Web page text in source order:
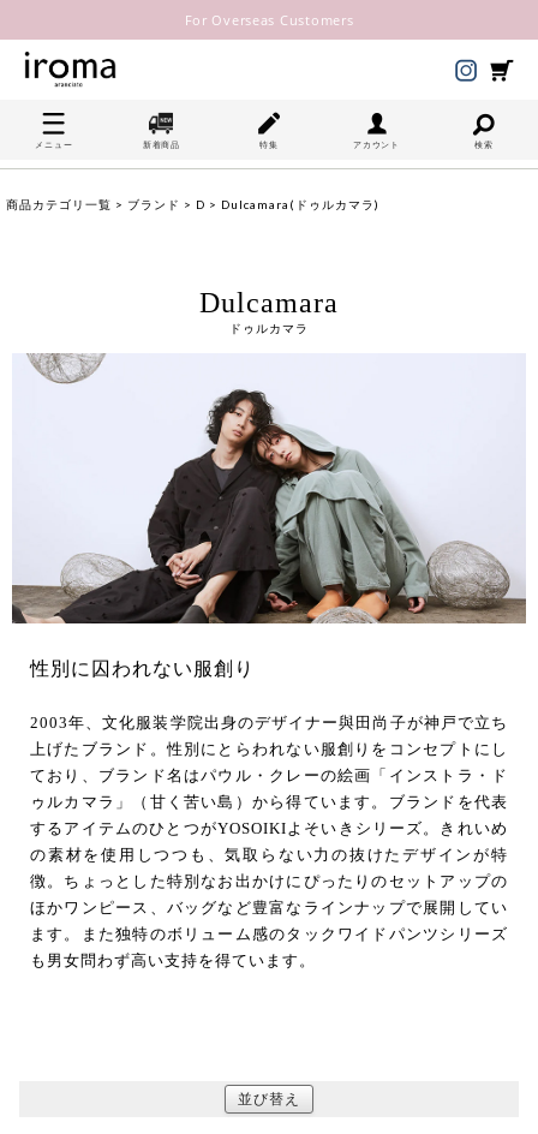
For Overseas Customers
メニュー 新着商品 特集 アカウント 検索
商品カテゴリ一覧 > ブランド > D > Dulcamara(ドゥルカマラ)
Dulcamara
ドゥルカマラ
性別に囚われない服創り
2003年、文化服装学院出身のデザイナー與田尚子が神戸で立ち
上げたブランド。性別にとらわれない服創りをコンセプトにし
ており、ブランド名はパウル・クレーの絵画「インストラ・ド
ゥルカマラ」（甘く苦い島）から得ています。ブランドを代表
するアイテムのひとつがYOSOIKIよそいきシリーズ。きれいめ
の素材を使用しつつも、気取らない力の抜けたデザインが特
徴。ちょっとした特別なお出かけにぴったりのセットアップの
ほかワンピース、バッグなど豊富なラインナップで展開してい
ます。また独特のボリューム感のタックワイドパンツシリーズ
も男女問わず高い支持を得ています。
並び替え